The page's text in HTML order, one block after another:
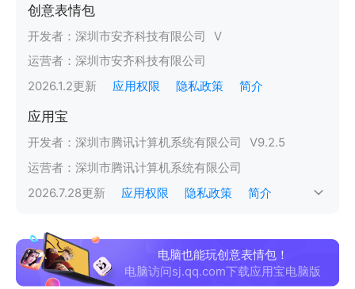
创意表情包
开发者： 深圳市安齐科技有限公司
V
运营者： 深圳市安齐科技有限公司
2026.1.2更新 应用权限 隐私政策 简介
应用宝
开发者： 深圳市腾讯计算机系统有限公司 V9.2.5
运营者： 深圳市腾讯计算机系统有限公司
2026.7.28更新 应用权限 隐私政策 简介
电脑也能玩创意表情包！
电脑访问sj.qq.com下载应用宝电脑版